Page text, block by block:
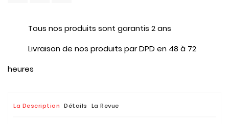
Tous nos produits sont garantis 2 ans
Livraison de nos produits par DPD en 48 à 72
heures
La Description Détails La Revue